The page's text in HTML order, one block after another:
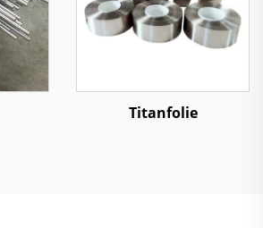
Titanfolie